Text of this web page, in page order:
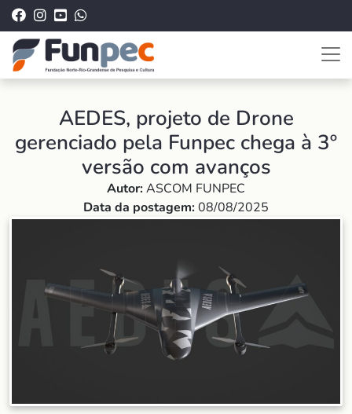
AEDES, projeto de Drone
gerenciado pela Funpec chega à 3º
versão com avanços
Autor:ASCOM FUNPEC
Data da postagem:08/08/2025